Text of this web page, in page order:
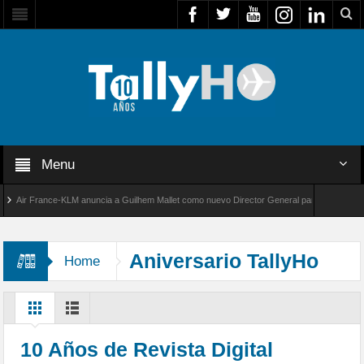
Menu
France-KLM anuncia a Guilhem Mallet como nuevo Director General para América Latina
Home Aniversario TallyHo
10 Años de Revista Digital